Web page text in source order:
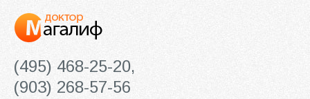
(495) 468-25-20,
(903) 268-57-56